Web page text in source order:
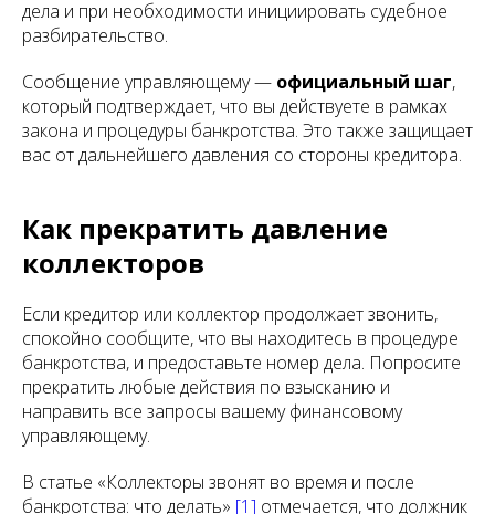
дела и при необходимости инициировать судебное
разбирательство.
Сообщение управляющему — официальный шаг,
который подтверждает, что вы действуете в рамках
закона и процедуры банкротства. Это также защищает
вас от дальнейшего давления со стороны кредитора.
Как прекратить давление
коллекторов
Если кредитор или коллектор продолжает звонить,
спокойно сообщите, что вы находитесь в процедуре
банкротства, и предоставьте номер дела. Попросите
прекратить любые действия по взысканию и
направить все запросы вашему финансовому
управляющему.
В статье «Коллекторы звонят во время и после
банкротства: что делать» [1] отмечается, что должник